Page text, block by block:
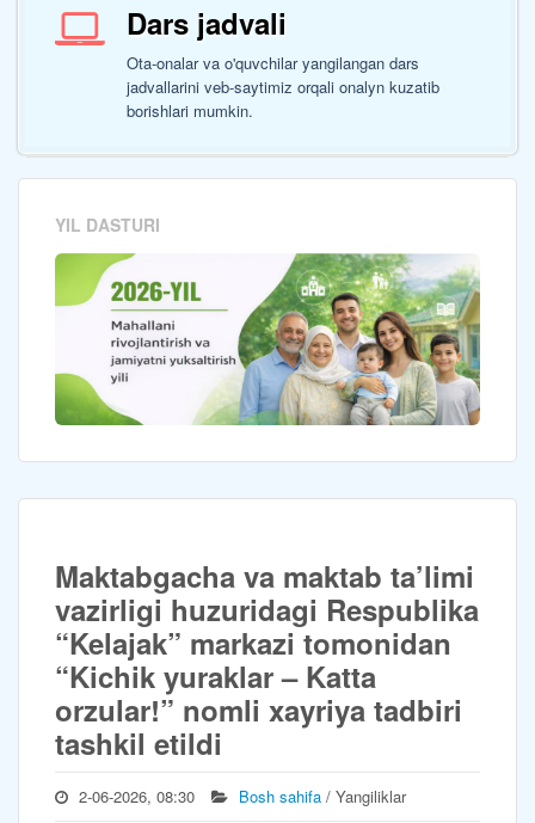
Dars jadvali
Ota-onalar va o'quvchilar yangilangan dars
jadvallarini veb-saytimiz orqali onalyn kuzatib
borishlari mumkin.
YIL DASTURI
Maktabgacha va maktab ta’limi
vazirligi huzuridagi Respublika
“Kelajak” markazi tomonidan
“Kichik yuraklar – Katta
orzular!” nomli xayriya tadbiri
tashkil etildi
2-06-2026, 08:30 Bosh sahifa / Yangiliklar